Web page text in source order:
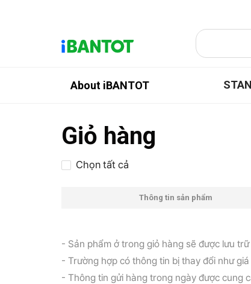
About iBANTOT
Giỏ hàng
Chọn tất cả
Thông tin sản phẩm
- Sản phẩm ở trong giỏ hàng sẽ được lưu
- Trường hợp có thông tin bị thay đổi như
- Thông tin gửi hàng trong ngày được cung